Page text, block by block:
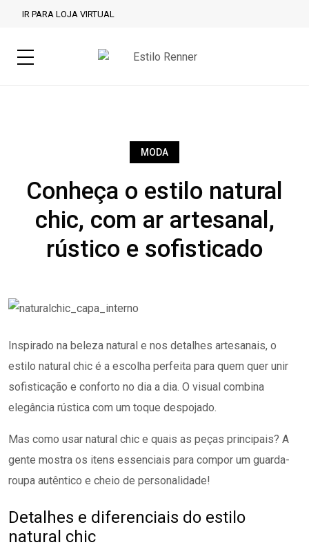
IR PARA LOJA VIRTUAL
MODA
Conheça o estilo natural
chic, com ar artesanal,
rústico e sofisticado
Inspirado na beleza natural e nos detalhes artesanais, o
estilo natural chic é a escolha perfeita para quem quer unir
sofisticação e conforto no dia a dia. O visual combina
elegância rústica com um toque despojado.
Mas como usar natural chic e quais as peças principais? A
gente mostra os itens essenciais para compor um guarda-
roupa autêntico e cheio de personalidade!
Detalhes e diferenciais do estilo
natural chic